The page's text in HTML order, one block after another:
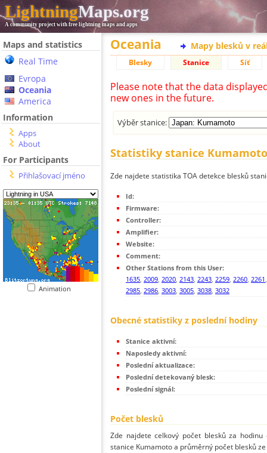
LightningMaps.org
A community project with free lightning maps and apps
Maps and statistics
Real Time
Evropa
Oceania
America
Information
Apps
About
For Participants
Přihlašovací jméno
Animation
Oceania Mapy blesků v
Blesky Stanice Síť
Please note that the data
new ones in the future.
Výběr stanice:
Statistiky stanice Kumamoto
Zde najdete statistika TOA detekce blesků
Id:
Firmware:
Controller:
Amplifier:
Website:
Comment:
Other Stations from this User:
1635, 2009, 2020, 2143, 2243, 2259, 2260, 2261
2985, 2986, 3003, 3005, 3038, 3032
Obecné statistiky z poslední hodiny
Stanice aktivní:
Naposledy aktivní:
Poslední aktualizace:
Poslední detekovaný blesk:
Poslední signál:
Počet blesků
Zde najdete celkový počet blesků za
stanice Kumamoto a průměrný počet blesků